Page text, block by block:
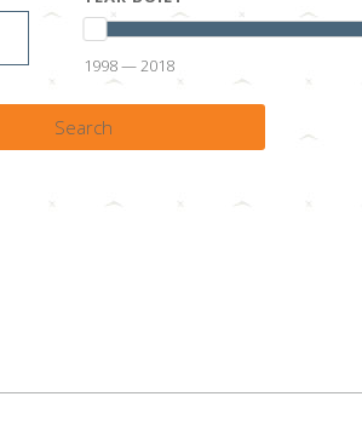
1998 — 2018
Search